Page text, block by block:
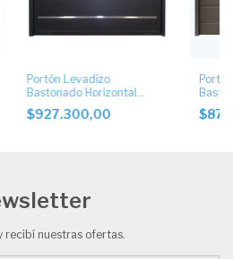
Portón Levadizo
Bastonado Horizontal
Ciego con Apliques de
Acero Inoxidable
$927.300,00
recibí nuestras ofertas.